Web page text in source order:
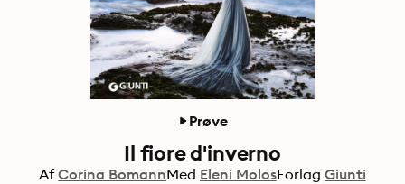
Prøve
Il fiore d'inverno
Af Corina BomannMed Eleni MolosForlag Giunti